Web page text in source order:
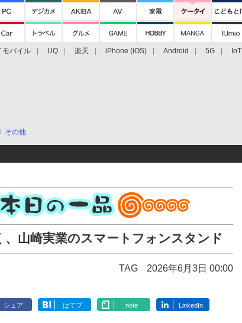
モバイル UQ 楽天 iPhone (iOS) Android 5G IoT
その他
、山崎実業のスマートフォンスタンド
TAG 2026年6月3日 00:00
シェア はてブ note LinkedIn